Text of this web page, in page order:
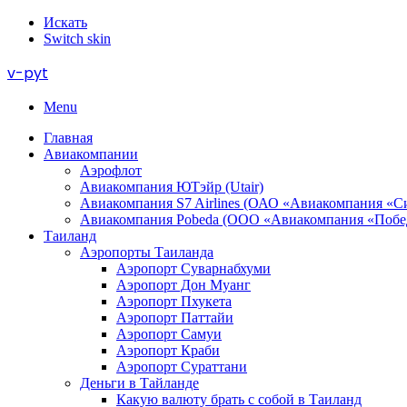
Искать
Switch skin
v-pyt
Menu
Главная
Авиакомпании
Аэрофлот
Авиакомпания ЮТэйр (Utair)
Авиакомпания S7 Airlines (ОАО «Авиакомпания
Авиакомпания Pobeda (ООО «Авиакомпания
Таиланд
Аэропорты Таиланда
Аэропорт Суварнабхуми
Аэропорт Дон Муанг
Аэропорт Пхукета
Аэропорт Паттайи
Аэропорт Самуи
Аэропорт Краби
Аэропорт Сураттани
Деньги в Тайланде
Какую валюту брать с собой в Таиланд